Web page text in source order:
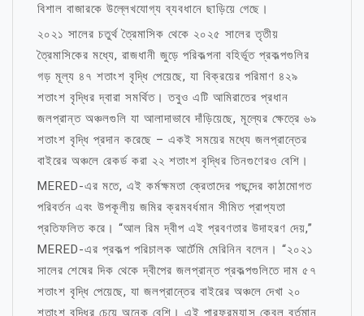
বিশাল বাজারকে উল্লেখযোগ্য ব্যবধানে ছাড়িয়ে গেছে।
২০২১ সালের চতুর্থ ত্রৈমাসিক থেকে ২০২৫ সালের তৃতীয়
ত্রৈমাসিকের মধ্যে, রাজধানী জুড়ে পরিকল্পনা বহির্ভূত প্রকল্পগুলির
গড় মূল্য ৪৭ শতাংশ বৃদ্ধি পেয়েছে, যা বিক্রয়ের পরিমাণ ৪২৯
শতাংশ বৃদ্ধির দ্বারা সমর্থিত। তবুও এটি আমিরাতের প্রধান
জলপ্রান্ত অঞ্চলগুলি যা আলাদাভাবে দাঁড়িয়েছে, মূল্যের ক্ষেত্রে ৬৯
শতাংশ বৃদ্ধি প্রদান করেছে – একই সময়ের মধ্যে জলপ্রান্তের
বাইরের অঞ্চলে রেকর্ড করা ২২ শতাংশ বৃদ্ধির তিনগুণেরও বেশি।
MERED-এর মতে, এই কর্মক্ষমতা ক্রেতাদের পছন্দের কাঠামোগত
পরিবর্তন এবং উপকূলীয় জমির ক্রমবর্ধমান সীমিত প্রাপ্যতা
প্রতিফলিত করে। “আল রিম দ্বীপ এই প্রবণতার উদাহরণ দেয়,”
MERED-এর প্রকল্প পরিচালক আর্টেমি মেরিনিন বলেন। “২০২১
সালের শেষের দিক থেকে দ্বীপের জলপ্রান্ত প্রকল্পগুলিতে দাম ৫৭
শতাংশ বৃদ্ধি পেয়েছে, যা জলপ্রান্তের বাইরের অঞ্চলে দেখা ২০
শতাংশ বৃদ্ধির চেয়ে অনেক বেশি। এই পারফরম্যান্স কেবল বর্তমান